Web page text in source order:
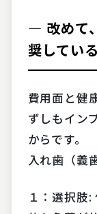
― 改めて
奨してい
費用面と健
ずしもイン
からです。
入れ歯（義
１：選択肢